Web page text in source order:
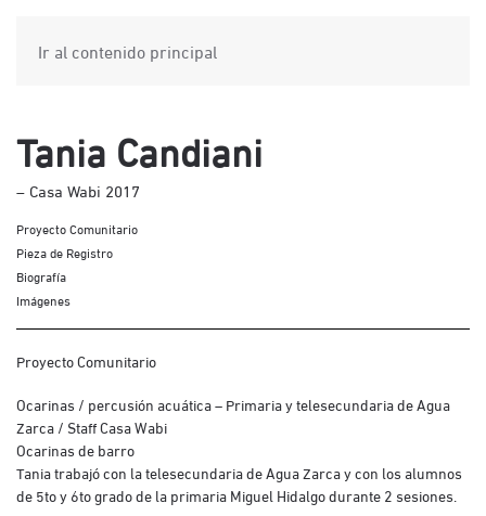
Ir al contenido principal
Tania Candiani
– Casa Wabi 2017
Proyecto Comunitario
Pieza de Registro
Biografía
Imágenes
Proyecto Comunitario
Ocarinas / percusión acuática – Primaria y telesecundaria de Agua
Zarca / Staff Casa Wabi
Ocarinas de barro
Tania trabajó con la telesecundaria de Agua Zarca y con los alumnos
de 5to y 6to grado de la primaria Miguel Hidalgo durante 2 sesiones.